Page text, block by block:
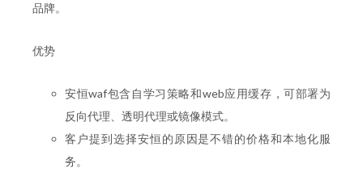
品牌。
优势
安恒waf包含自学习策略和web应用缓存，可部署为
反向代理、透明代理或镜像模式。
客户提到选择安恒的原因是不错的价格和本地化服
务。